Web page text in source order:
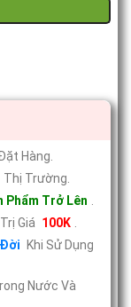
Hàng.
Thị Trường.
Phẩm Trở Lên
Giá 100K
Khi Sử Dụng
Nước Và